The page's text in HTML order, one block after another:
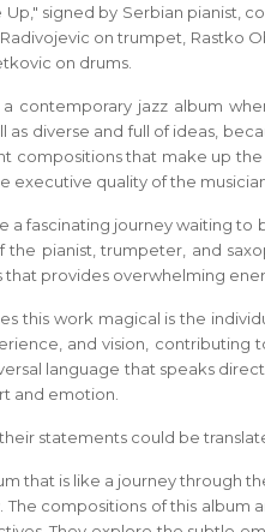
Up," signed by Serbian pianist,
Radivojevic on trumpet, Rastko
on drums.
contemporary jazz album
as diverse and full of ideas,
compositions that make up
executive quality of the
a fascinating journey waiting
the pianist, trumpeter, and
that provides overwhelming
this work magical is the
and vision, contributing
language that speaks
and emotion.
statements could be
that is like a journey through
The compositions of this